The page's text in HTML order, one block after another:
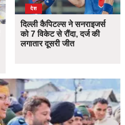
देश
दिल्ली कैपिटल्स ने सनराइजर्स
को 7 विकेट से रौंदा, दर्ज की
लगातार दूसरी जीत